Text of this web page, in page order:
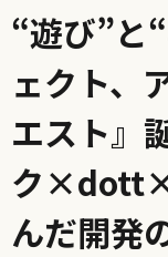
“遊び”と
ェクト、
エスト』
ク×dott×
んだ開発